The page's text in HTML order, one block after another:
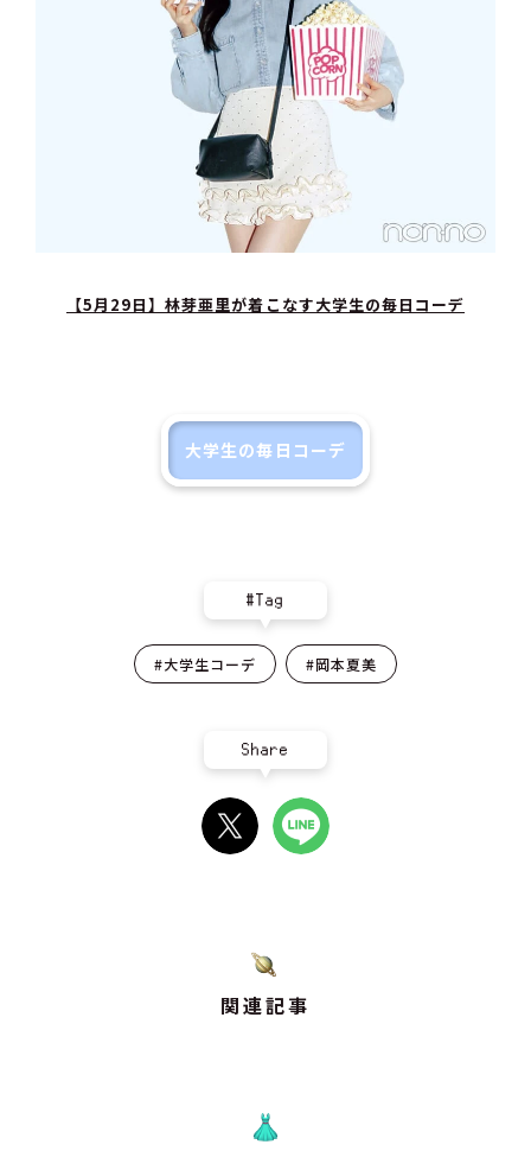
【5月29日】林芽亜里が着こなす大学生の毎日コーデ
大学生の毎日コーデ
#Tag
#大学生コーデ #岡本夏美
Share
関連記事